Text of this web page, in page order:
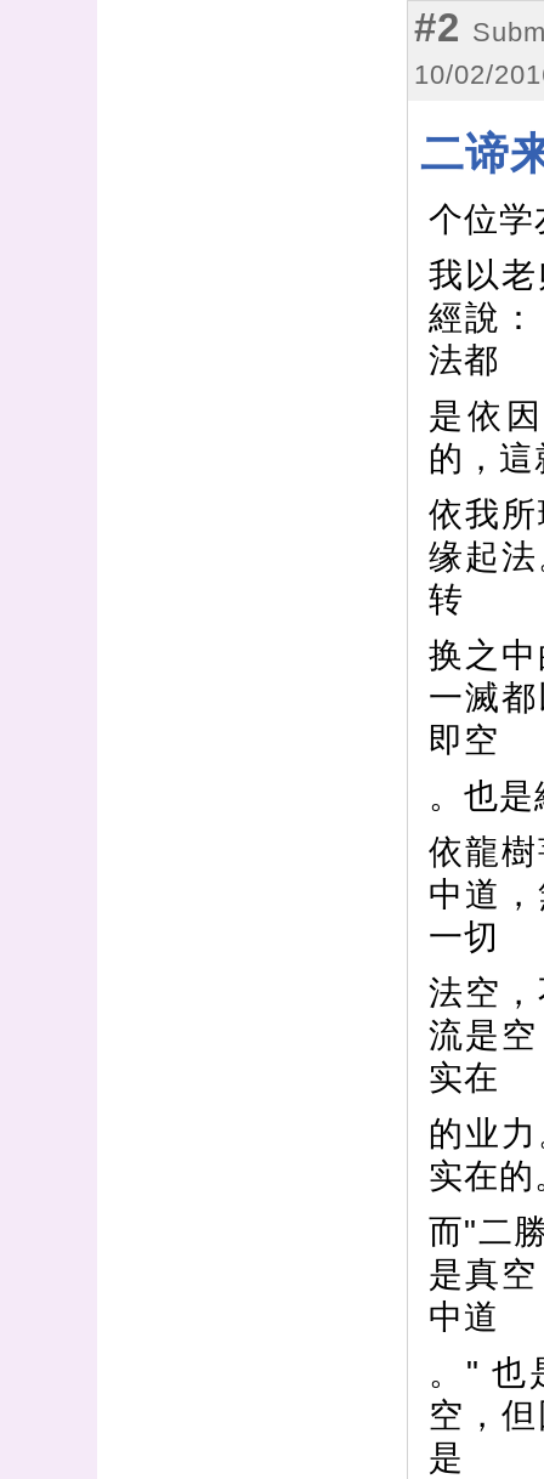
#2
10/02/
二谛
个位学
我以老
經說
法都
是依
的，這
依我
缘起
转
换之
一滅
即空
。也
依龍
中道
一切
法空
流是
实在
的业
实在
而"二
是真
中道
。" 也
空，
是